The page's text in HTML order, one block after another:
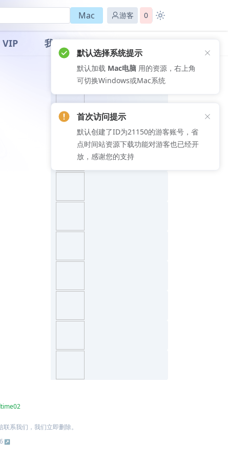
Mac 游客 0
VIP 我的
推荐文章
系我们，我们立即删除。
默认选择系统提示
默认加载 Mac电脑 用的资源，右上角
可切换Windows或Mac系统
首次访问提示
默认创建了ID为21150的游客账号，省
点时间站资源下载功能对游客也已经开
放，感谢您的支持